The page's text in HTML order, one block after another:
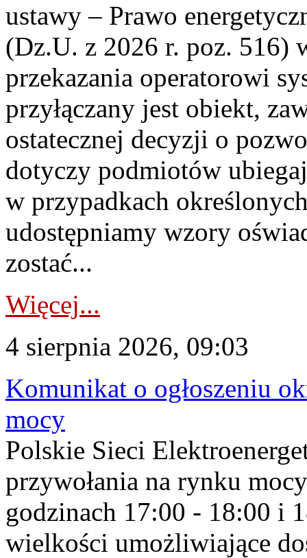
ustawy – Prawo
(Dz.U. z 2026 r. poz. 516)
przekazania operatorowi
przyłączany jest obiekt,
ostatecznej decyzji o
dotyczy podmiotów
w przypadkach
udostępniamy wzory
zostać...
Więcej...
4 sierpnia 2026, 09:03
Komunikat o ogłoszeniu
mocy
Polskie Sieci
przywołania na rynku
godzinach 17:00 - 18:00 i
wielkości umożliwiające